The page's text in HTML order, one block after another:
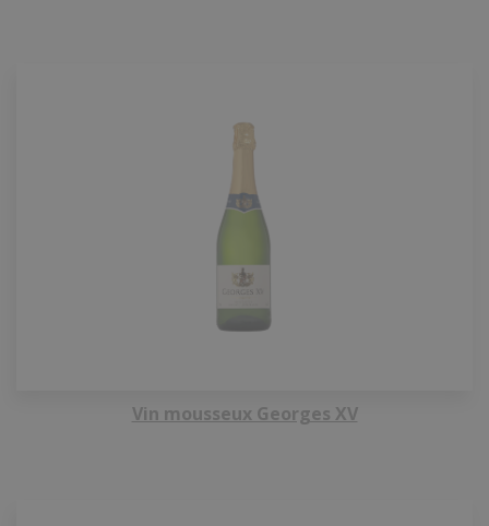
Vin mousseux Georges XV